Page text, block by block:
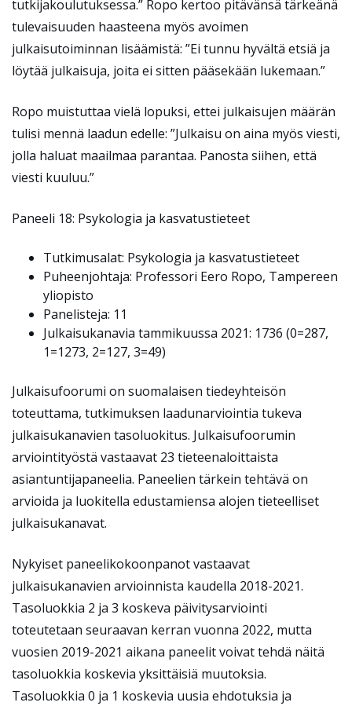
tutkijakoulutuksessa.” Ropo kertoo pitävänsä tärkeänä
tulevaisuuden haasteena myös avoimen
julkaisutoiminnan lisäämistä: ”Ei tunnu hyvältä etsiä ja
löytää julkaisuja, joita ei sitten pääsekään lukemaan.”
Ropo muistuttaa vielä lopuksi, ettei julkaisujen määrän
tulisi mennä laadun edelle: ”Julkaisu on aina myös viesti,
jolla haluat maailmaa parantaa. Panosta siihen, että
viesti kuuluu.”
Paneeli 18: Psykologia ja kasvatustieteet
Tutkimusalat: Psykologia ja kasvatustieteet
Puheenjohtaja: Professori Eero Ropo, Tampereen
yliopisto
Panelisteja: 11
Julkaisukanavia tammikuussa 2021: 1736 (0=287,
1=1273, 2=127, 3=49)
Julkaisufoorumi on suomalaisen tiedeyhteisön
toteuttama, tutkimuksen laadunarviointia tukeva
julkaisukanavien tasoluokitus. Julkaisufoorumin
arviointityöstä vastaavat 23 tieteenaloittaista
asiantuntijapaneelia. Paneelien tärkein tehtävä on
arvioida ja luokitella edustamiensa alojen tieteelliset
julkaisukanavat.
Nykyiset paneelikokoonpanot vastaavat
julkaisukanavien arvioinnista kaudella 2018-2021.
Tasoluokkia 2 ja 3 koskeva päivitysarviointi
toteutetaan seuraavan kerran vuonna 2022, mutta
vuosien 2019-2021 aikana paneelit voivat tehdä näitä
tasoluokkia koskevia yksittäisiä muutoksia.
Tasoluokkia 0 ja 1 koskevia uusia ehdotuksia ja